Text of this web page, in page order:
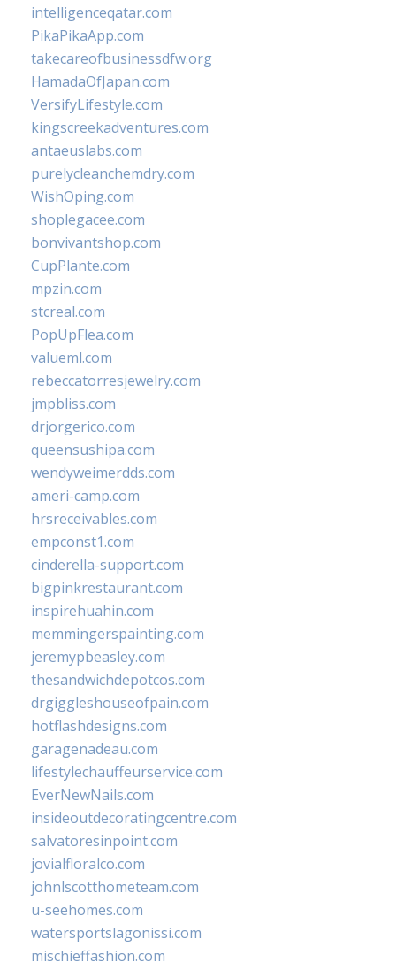
intelligenceqatar.com
PikaPikaApp.com
takecareofbusinessdfw.org
HamadaOfJapan.com
VersifyLifestyle.com
kingscreekadventures.com
antaeuslabs.com
purelycleanchemdry.com
WishOping.com
shoplegacee.com
bonvivantshop.com
CupPlante.com
mpzin.com
stcreal.com
PopUpFlea.com
valueml.com
rebeccatorresjewelry.com
jmpbliss.com
drjorgerico.com
queensushipa.com
wendyweimerdds.com
ameri-camp.com
hrsreceivables.com
empconst1.com
cinderella-support.com
bigpinkrestaurant.com
inspirehuahin.com
memmingerspainting.com
jeremypbeasley.com
thesandwichdepotcos.com
drgiggleshouseofpain.com
hotflashdesigns.com
garagenadeau.com
lifestylechauffeurservice.com
EverNewNails.com
insideoutdecoratingcentre.com
salvatoresinpoint.com
jovialfloralco.com
johnlscotthometeam.com
u-seehomes.com
watersportslagonissi.com
mischieffashion.com